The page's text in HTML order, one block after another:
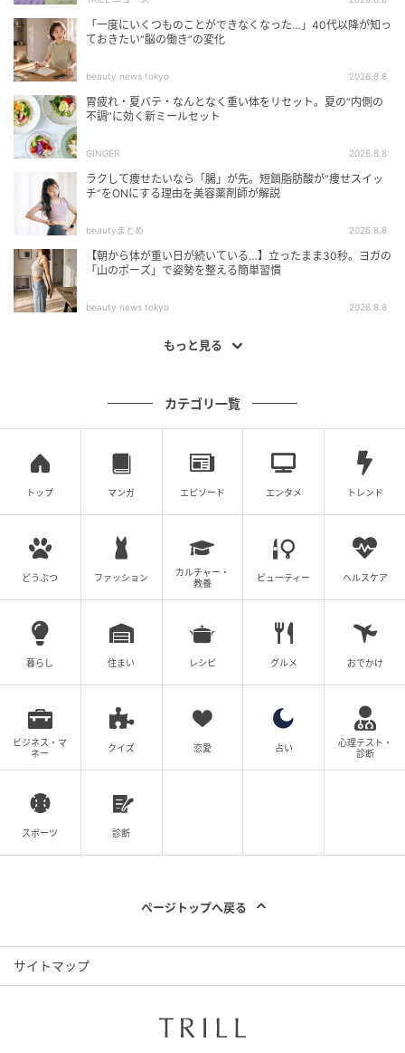
「一度にいくつものことができなくなった…」40代以降が知っ
ておきたい“脳の働き”の変化
beauty news tokyo 2026.8.8
胃疲れ・夏バテ・なんとなく重い体をリセット。夏の“内側の
不調”に効く新ミールセット
GINGER 2026.8.8
ラクして痩せたいなら「腸」が先。短鎖脂肪酸が“痩せスイッ
チ”をONにする理由を美容薬剤師が解説
beautyまとめ 2026.8.8
【朝から体が重い日が続いている…】立ったまま30秒。ヨガの
「山のポーズ」で姿勢を整える簡単習慣
beauty news tokyo 2026.8.8
もっと見る
カテゴリ一覧
トップ マンガ エピソード エンタメ トレンド
どうぶつ ファッション
カルチャー・
教養
ビューティー ヘルスケア
暮らし 住まい レシピ グルメ おでかけ
ビジネス・マ
ネー
クイズ 恋愛 占い
心理テスト・
診断
スポーツ 診断
ページトップへ戻る
サイトマップ